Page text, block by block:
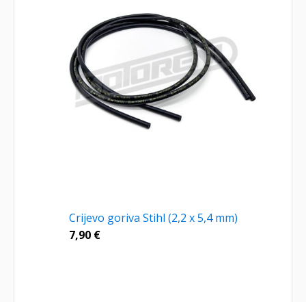
Crijevo goriva Stihl (2,2 x 5,4 mm)
7,90 €